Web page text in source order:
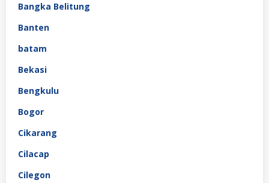
Bangka Belitung
Banten
batam
Bekasi
Bengkulu
Bogor
Cikarang
Cilacap
Cilegon